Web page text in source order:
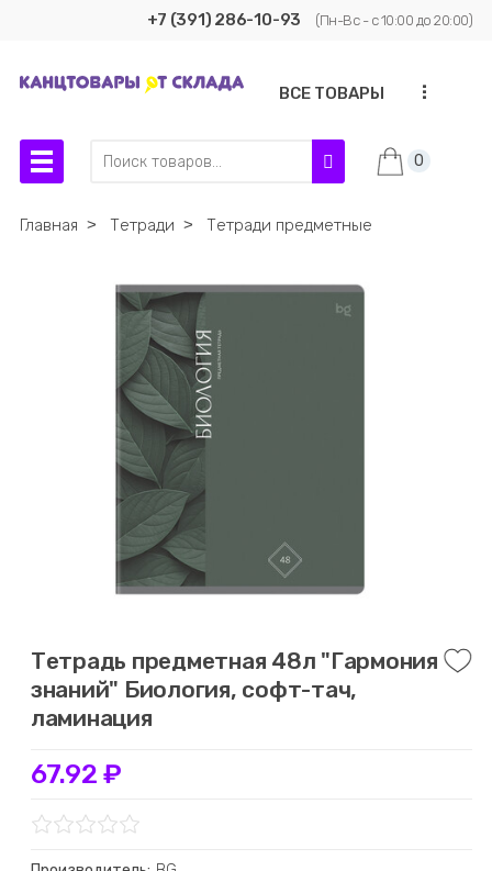
+7 (391) 286-10-93 (Пн-Вс - с 10:00 до 20:00)
ВСЕ ТОВАРЫ ...
0
Главная ˃ Тетради ˃ Тетради предметные
Тетрадь предметная 48л "Гармония
знаний" Биология, софт-тач,
ламинация
67.92 ₽